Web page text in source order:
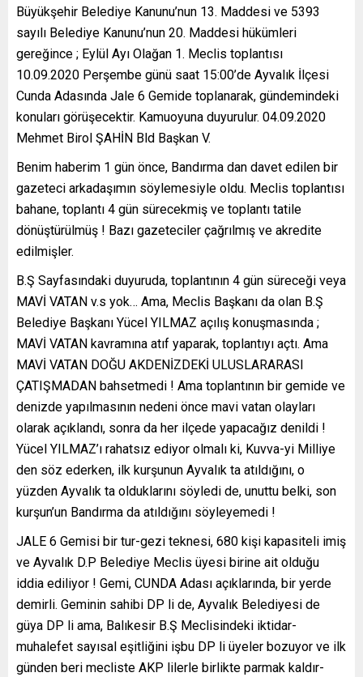
Büyükşehir Belediye Kanunu’nun 13. Maddesi ve 5393
sayılı Belediye Kanunu’nun 20. Maddesi hükümleri
gereğince ; Eylül Ayı Olağan 1. Meclis toplantısı
10.09.2020 Perşembe günü saat 15:00’de Ayvalık İlçesi
Cunda Adasında Jale 6 Gemide toplanarak, gündemindeki
konuları görüşecektir. Kamuoyuna duyurulur. 04.09.2020
Mehmet Birol ŞAHİN Bld Başkan V.
Benim haberim 1 gün önce, Bandırma dan davet edilen bir
gazeteci arkadaşımın söylemesiyle oldu. Meclis toplantısı
bahane, toplantı 4 gün sürecekmiş ve toplantı tatile
dönüştürülmüş ! Bazı gazeteciler çağrılmış ve akredite
edilmişler.
B.Ş Sayfasındaki duyuruda, toplantının 4 gün süreceği veya
MAVİ VATAN v.s yok… Ama, Meclis Başkanı da olan B.Ş
Belediye Başkanı Yücel YILMAZ açılış konuşmasında ;
MAVİ VATAN kavramına atıf yaparak, toplantıyı açtı. Ama
MAVİ VATAN DOĞU AKDENİZDEKİ ULUSLARARASI
ÇATIŞMADAN bahsetmedi ! Ama toplantının bir gemide ve
denizde yapılmasının nedeni önce mavi vatan olayları
olarak açıklandı, sonra da her ilçede yapacağız denildi !
Yücel YILMAZ’ı rahatsız ediyor olmalı ki, Kuvva-yi Milliye
den söz ederken, ilk kurşunun Ayvalık ta atıldığını, o
yüzden Ayvalık ta olduklarını söyledi de, unuttu belki, son
kurşun’un Bandırma da atıldığını söyleyemedi !
JALE 6 Gemisi bir tur-gezi teknesi, 680 kişi kapasiteli imiş
ve Ayvalık D.P Belediye Meclis üyesi birine ait olduğu
iddia ediliyor ! Gemi, CUNDA Adası açıklarında, bir yerde
demirli. Geminin sahibi DP li de, Ayvalık Belediyesi de
güya DP li ama, Balıkesir B.Ş Meclisindeki iktidar-
muhalefet sayısal eşitliğini işbu DP li üyeler bozuyor ve ilk
günden beri mecliste AKP lilerle birlikte parmak kaldır-